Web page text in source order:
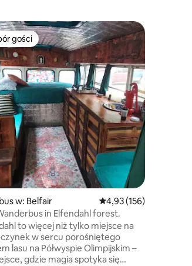
5, liczba recenzji: 262
gości
gości
w: Belfair Średnia ocena: 4,93
4,93 (156)
in Elfendahl forest.
to więcej niż tylko miejsce na
w sercu porośniętego
lasu na Półwyspie Olimpijskim –
gdzie magia spotyka się